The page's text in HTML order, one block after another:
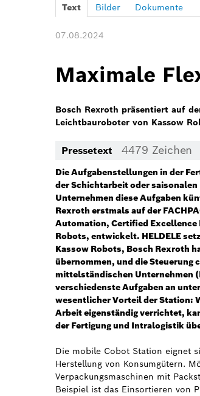
Text Bilder Dokumente
07.08.2024
Maximale
Bosch Rexroth präsentiert auf
Leichtbauroboter von Kassow
Pressetext 4479 Zeichen
Die Aufgabenstellungen in der
der Schichtarbeit oder
Unternehmen diese Aufgaben
Rexroth erstmals auf der
Automation, Certified Excellence
Robots, entwickelt. HELDELE
Kassow Robots, Bosch Rexroth
übernommen, und die Steuerung
mittelständischen Unternehmen
verschiedenste Aufgaben an
wesentlicher Vorteil der Station:
Arbeit eigenständig verrichtet,
der Fertigung und Intralogistik
Die mobile Cobot Station eignet
Herstellung von Konsumgütern.
Verpackungsmaschinen mit
Beispiel ist das Einsortieren von